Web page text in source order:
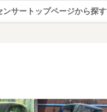
ンサートップページから探す